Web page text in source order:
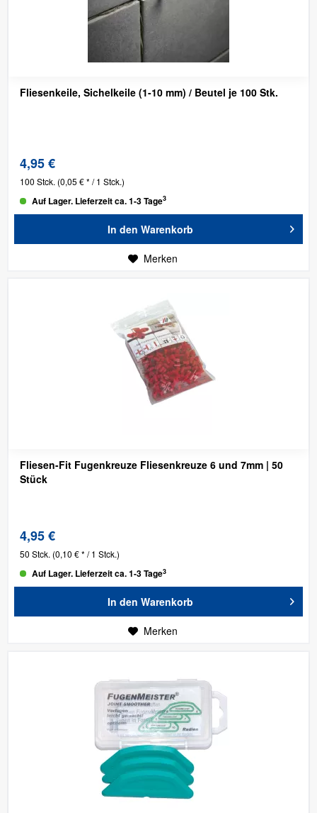
Fliesenkeile, Sichelkeile (1-10 mm) / Beutel je 100 Stk.
4,95 €
100 Stck. (0,05 € * / 1 Stck.)
Auf Lager. Lieferzeit ca. 1-3 Tage3
In den Warenkorb
Merken
Fliesen-Fit Fugenkreuze Fliesenkreuze 6 und 7mm | 50
Stück
4,95 €
50 Stck. (0,10 € * / 1 Stck.)
Auf Lager. Lieferzeit ca. 1-3 Tage3
In den Warenkorb
Merken